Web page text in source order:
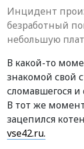
Инцидент
безработный
небольшую
В какой-то
знакомой свой
сломавшегося и
В тот же
зацепился
vse42.ru.